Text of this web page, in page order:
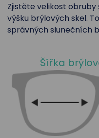
Zjistěte velikost
výšku brýlových skel.
správných slunečních
Šířka